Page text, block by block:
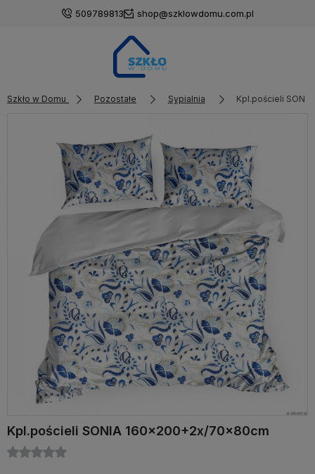
509789813 shop@szklowdomu.com.pl
Szkło w Domu Pozostałe Sypialnia Kpl.pościeli
Kpl.pościeli SONIA 160x200+2x/70x80cm